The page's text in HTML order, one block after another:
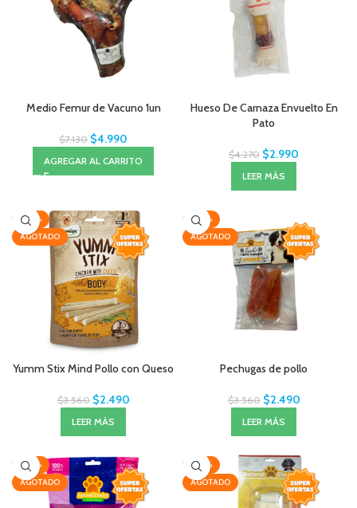
Medio Femur de Vacuno 1un
$7.130 $4.990
AGREGAR AL CARRITO
Hueso De Carnaza Envuelto En
Pato
$4.270 $2.990
LEER MÁS
-30%
AGOTADO
Yumm Stix Mind Pollo con Queso
$3.560 $2.490
LEER MÁS
-30%
AGOTADO
Pechugas de pollo
$3.560 $2.490
LEER MÁS
-30%
AGOTADO
-30%
AGOTADO